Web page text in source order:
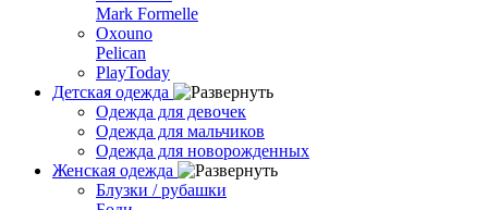
Mark Formelle
Oxouno
Pelican
PlayToday
Детская одежда
Одежда для девочек
Одежда для мальчиков
Одежда для новорожденных
Женская одежда
Блузки / рубашки